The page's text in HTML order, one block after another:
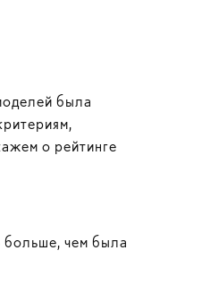
была
о рейтинге
больше, чем была